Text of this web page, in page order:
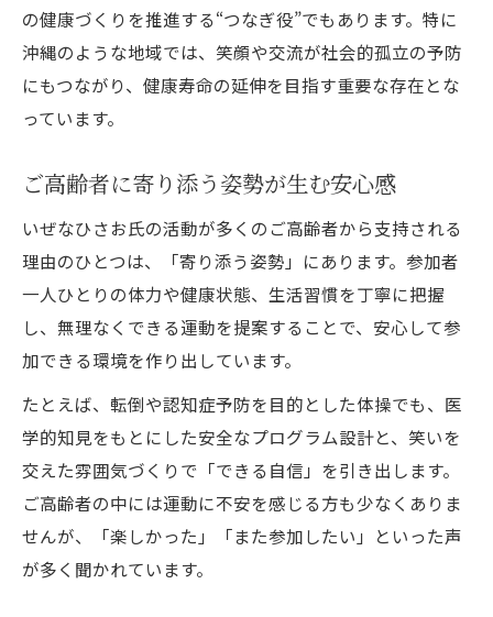
の健康づくりを推進する“つなぎ役”でもあります。特に
沖縄のような地域では、笑顔や交流が社会的孤立の予防
にもつながり、健康寿命の延伸を目指す重要な存在とな
っています。
ご高齢者に寄り添う姿勢が生む安心感
いぜなひさお氏の活動が多くのご高齢者から支持される
理由のひとつは、「寄り添う姿勢」にあります。参加者
一人ひとりの体力や健康状態、生活習慣を丁寧に把握
し、無理なくできる運動を提案することで、安心して参
加できる環境を作り出しています。
たとえば、転倒や認知症予防を目的とした体操でも、医
学的知見をもとにした安全なプログラム設計と、笑いを
交えた雰囲気づくりで「できる自信」を引き出します。
ご高齢者の中には運動に不安を感じる方も少なくありま
せんが、「楽しかった」「また参加したい」といった声
が多く聞かれています。